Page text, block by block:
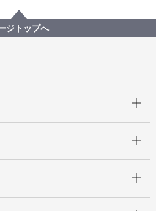
感染症による新たな市内の患者確
ジトップへ